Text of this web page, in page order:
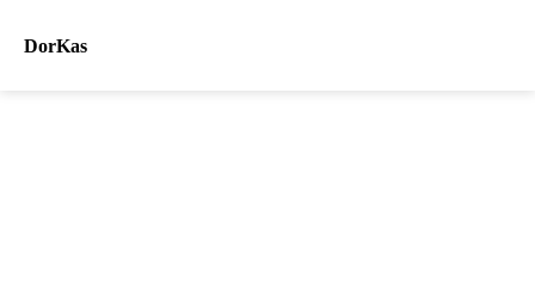
DorKas